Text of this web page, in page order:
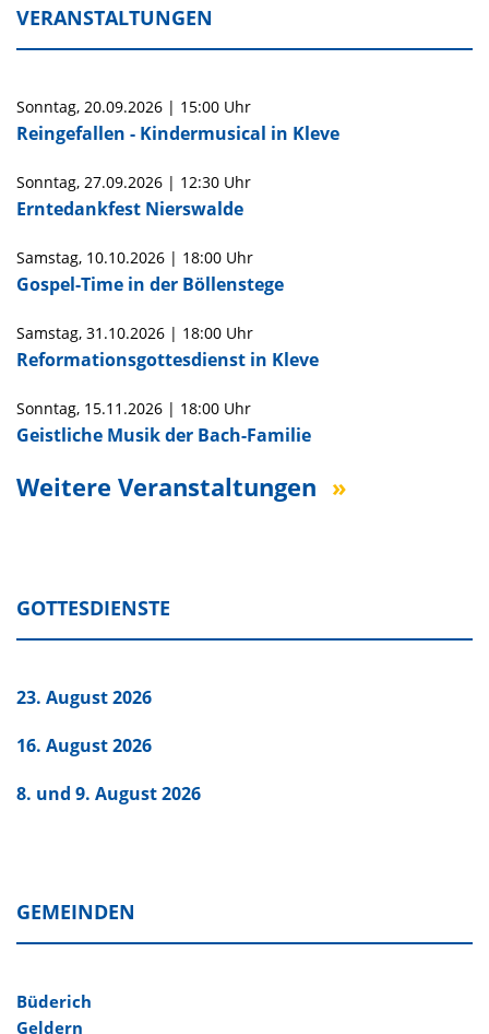
VERANSTALTUNGEN
Sonntag, 20.09.2026 | 15:00 Uhr
Reingefallen - Kindermusical in Kleve
Sonntag, 27.09.2026 | 12:30 Uhr
Erntedankfest Nierswalde
Samstag, 10.10.2026 | 18:00 Uhr
Gospel-Time in der Böllenstege
Samstag, 31.10.2026 | 18:00 Uhr
Reformationsgottesdienst in Kleve
Sonntag, 15.11.2026 | 18:00 Uhr
Geistliche Musik der Bach-Familie
Weitere Veranstaltungen
GOTTESDIENSTE
23. August 2026
16. August 2026
8. und 9. August 2026
GEMEINDEN
Büderich
Geldern